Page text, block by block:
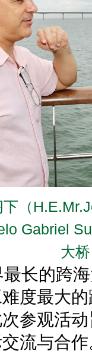
（
Gabriel
大桥
长的跨
度最大
参观活
流与合